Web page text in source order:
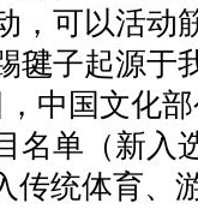
，可以活动
毽子起源于
，中国文化
名单（新入
传统体育、